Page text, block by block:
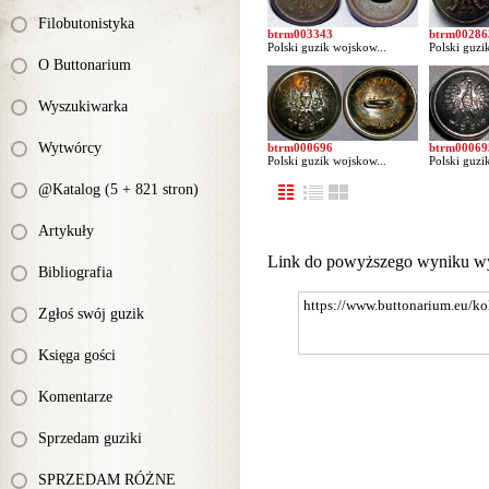
Filobutonistyka
O Buttonarium
Wyszukiwarka
Wytwórcy
@Katalog (5 + 821 stron)
Artykuły
Bibliografia
Zgłoś swój guzik
Księga gości
Komentarze
Sprzedam guziki
SPRZEDAM RÓŻNE
btrm003343
Polski guzik wojskow...
Polski
btrm000696
Polski guzik wojskow...
Polski
Link do powyższego wyniku